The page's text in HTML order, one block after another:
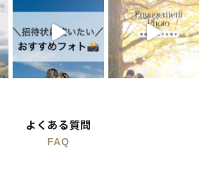
よくある質問
FAQ